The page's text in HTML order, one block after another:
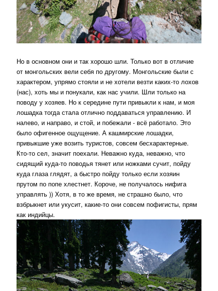
Но в основном они и так хорошо шли. Только вот в отличие
от монгольских вели себя по другому. Монгольские были с
характером, упрямо стояли и не хотели везти каких-то лохов
(нас), хоть мы и понукали, как нас учили. Шли только на
поводу у хозяев. Но к середине пути привыкли к нам, и моя
лошадка тогда стала отлично поддаваться управлению. И
налево, и направо, и стой, и побежали - всё работало. Это
было офигенное ощущение. А кашмирские лошадки,
привыкшие уже возить туристов, совсем бесхарактерные.
Кто-то сел, значит поехали. Неважно куда, неважно, что
сидящий куда-то поводья тянет или ножками сучит, пойду
куда глаза глядят, а быстро пойду только если хозяин
прутом по попе хлестнет. Короче, не получалось нифига
управлять )) Хотя, в то же время, не страшно было, что
взбрыкнет или укусит, какие-то они совсем пофигисты, прям
как индийцы.